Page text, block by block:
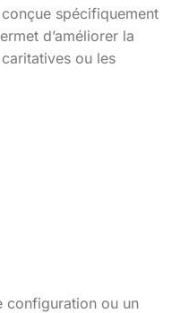
spécifiquement
d’améliorer la
ou les
configuration ou un